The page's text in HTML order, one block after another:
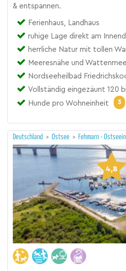
& entspannen.
Ferienhaus, Landhaus
ruhige Lage direkt am
herrliche Natur mit tollen
Meeresnähe und
Nordseeheilbad
Vollständig eingezäunt 120
Hunde pro Wohneinheit
3
Deutschland > Ostsee > Fehmarn -
4,8